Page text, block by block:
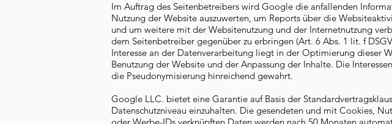
Im Auftrag des Seitenbetreibers wird Google die anfallenden
Nutzung der Website auszuwerten, um Reports über die
und um weitere mit der Websitenutzung und der Internetnutzung
dem Seitenbetreiber gegenüber zu erbringen (Art. 6 Abs. 1 lit. f
Interesse an der Datenverarbeitung liegt in der Optimierung dieser
Benutzung der Website und der Anpassung der Inhalte. Die
die Pseudonymisierung hinreichend gewahrt.
Google LLC. bietet eine Garantie auf Basis der
Datenschutzniveau einzuhalten. Die gesendeten und mit Cookies,